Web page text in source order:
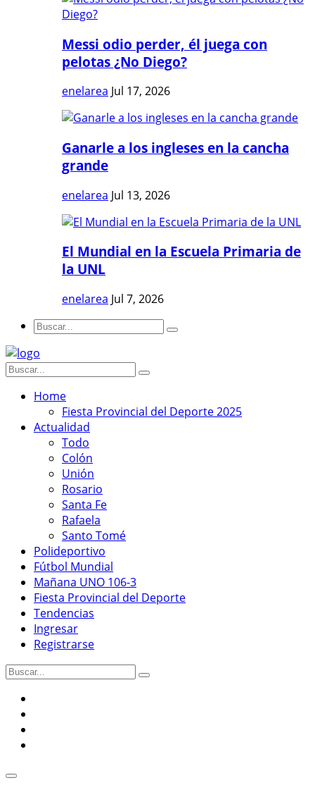
Messi odio perder, él juega con
pelotas ¿No Diego?
enelarea Jul 17, 2026
Ganarle a los ingleses en la cancha
grande
enelarea Jul 13, 2026
El Mundial en la Escuela Primaria de
la UNL
enelarea Jul 7, 2026
Home
Fiesta Provincial del Deporte 2025
Actualidad
Todo
Colón
Unión
Rosario
Santa Fe
Rafaela
Santo Tomé
Polideportivo
Fútbol Mundial
Mañana UNO 106-3
Fiesta Provincial del Deporte
Tendencias
Ingresar
Registrarse